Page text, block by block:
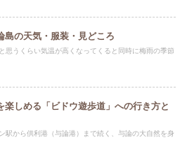
島の天気・服装・見どころ
思うくらい気温が高くなってくると同時に梅雨の季節
楽しめる「ビドウ遊歩道」への行き方と
駅から供利港（与論港）まで続く、与論の大自然を身